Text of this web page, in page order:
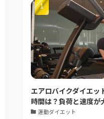
エアロバイクダイエッ
時間は？負荷と速度が
運動ダイエット